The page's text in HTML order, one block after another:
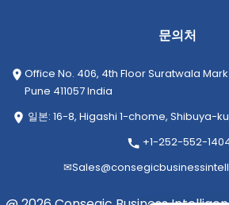
문의처
Office No. 406, 4th Floor Suratwala
Pune 411057 India
일본: 16-8, Higashi 1-chome, Shibuya-
+1-252-552-
✉